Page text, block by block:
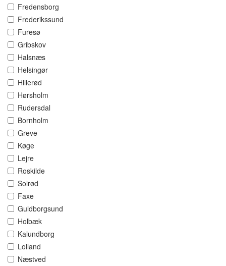
Fredensborg
Frederikssund
Furesø
Gribskov
Halsnæs
Helsingør
Hillerød
Hørsholm
Rudersdal
Bornholm
Greve
Køge
Lejre
Roskilde
Solrød
Faxe
Guldborgsund
Holbæk
Kalundborg
Lolland
Næstved